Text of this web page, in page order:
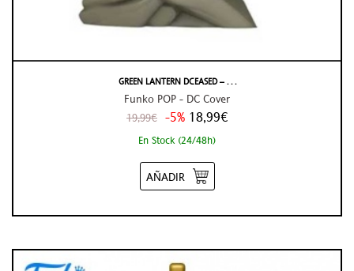
GREEN LANTERN DCEASED – . . .
Funko POP - DC Cover
19,99€ -5% 18,99€
En Stock (24/48h)
AÑADIR